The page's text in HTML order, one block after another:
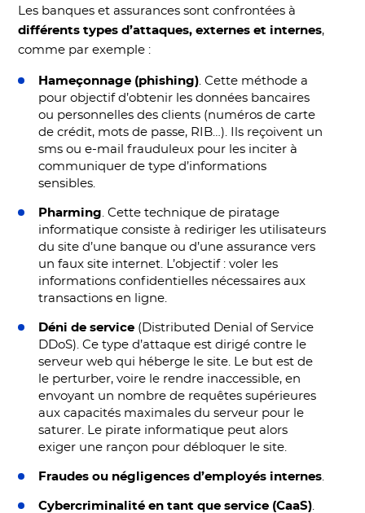
Les banques et assurances sont confrontées à
différents types d’attaques, externes et internes,
comme par exemple :
Hameçonnage (phishing) . Cette méthode a
pour objectif d’obtenir les données bancaires
ou personnelles des clients (numéros de carte
de crédit, mots de passe, RIB…). Ils reçoivent un
sms ou e-mail frauduleux pour les inciter à
communiquer de type d’informations
sensibles.
Pharming . Cette technique de piratage
informatique consiste à rediriger les utilisateurs
du site d’une banque ou d’une assurance vers
un faux site internet. L’objectif : voler les
informations confidentielles nécessaires aux
transactions en ligne.
Déni de service (Distributed Denial of Service
DDoS). Ce type d’attaque est dirigé contre le
serveur web qui héberge le site. Le but est de
le perturber, voire le rendre inaccessible, en
envoyant un nombre de requêtes supérieures
aux capacités maximales du serveur pour le
saturer. Le pirate informatique peut alors
exiger une rançon pour débloquer le site.
Fraudes ou négligences d’employés internes
Cybercriminalité en tant que service (CaaS)